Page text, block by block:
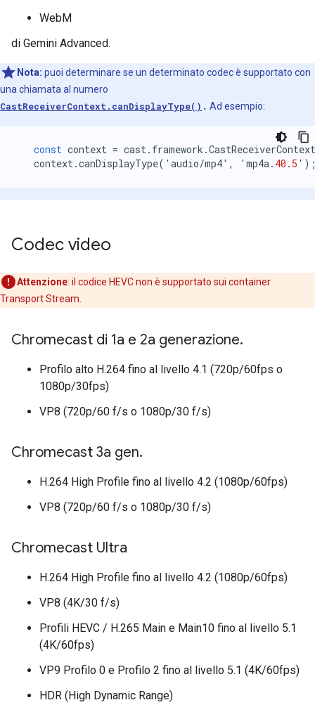
WebM
di Gemini Advanced.
Nota: puoi determinare se un determinato codec è supportato con
una chiamata al numero
CastReceiverContext.canDisplayType() . Ad esempio:
const context = cast. framework .CastReceiverContext
context.canDisplayType( ' audio/mp4' , ' mp4a. 40.5 '
Codec video
Attenzione: il codice HEVC non è supportato sui container
Transport Stream.
Chromecast di 1a e 2a generazione.
Profilo alto H.264 fino al livello 4.1 (720p/60fps o
1080p/30fps)
VP8 (720p/60 f/s o 1080p/30 f/s)
Chromecast 3a gen.
H.264 High Profile fino al livello 4.2 (1080p/60fps)
VP8 (720p/60 f/s o 1080p/30 f/s)
Chromecast Ultra
H.264 High Profile fino al livello 4.2 (1080p/60fps)
VP8 (4K/30 f/s)
Profili HEVC / H.265 Main e Main10 fino al livello 5.1
(4K/60fps)
VP9 Profilo 0 e Profilo 2 fino al livello 5.1 (4K/60fps)
HDR (High Dynamic Range)